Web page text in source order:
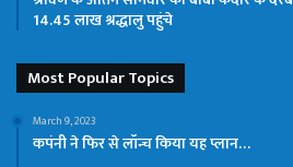
14.45 लाख श्रद्धालु पहुंचे
Most Popular Topics
March 9, 2023
कपंनी ने फिर से लॉन्च किया यह प्लान…